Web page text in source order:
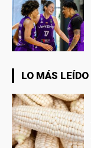
LO MÁS LEÍDO